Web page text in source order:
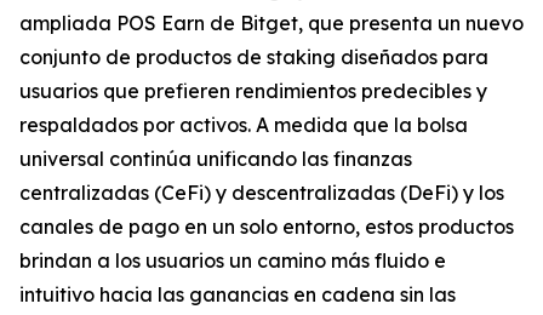
ampliada POS Earn de Bitget, que presenta un nuevo
conjunto de productos de staking diseñados para
usuarios que prefieren rendimientos predecibles y
respaldados por activos. A medida que la bolsa
universal continúa unificando las finanzas
centralizadas (CeFi) y descentralizadas (DeFi) y los
canales de pago en un solo entorno, estos productos
brindan a los usuarios un camino más fluido e
intuitivo hacia las ganancias en cadena sin las